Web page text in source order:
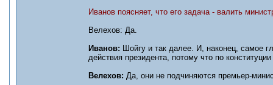
Иванов поясняет, что его задача - валить
Велехов: Да.
Иванов: Шойгу и так далее. И, наконец, самое
действия президента, потому что по
Велехов: Да, они не подчиняются премьер-